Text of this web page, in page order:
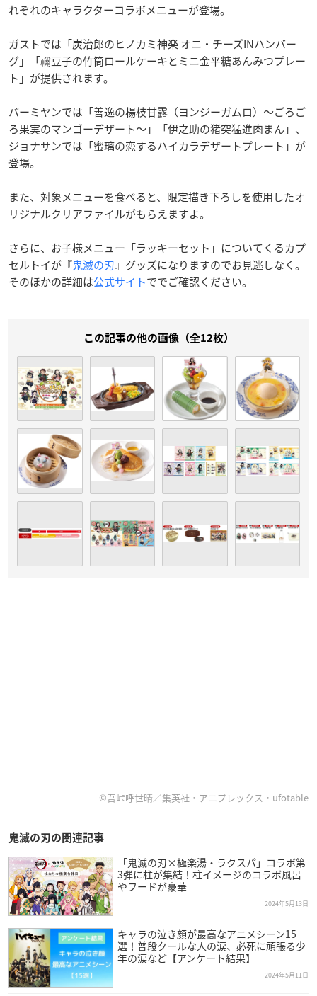
れぞれのキャラクターコラボメニューが登場。
ガストでは「炭治郎のヒノカミ神楽 オニ・チーズINハンバー
グ」「禰豆子の竹筒ロールケーキとミニ金平糖あんみつプレー
ト」が提供されます。
バーミヤンでは「善逸の楊枝甘露（ヨンジーガムロ）～ごろご
ろ果実のマンゴーデザート～」「伊之助の猪突猛進肉まん」、
ジョナサンでは「蜜璃の恋するハイカラデザートプレート」が
登場。
また、対象メニューを食べると、限定描き下ろしを使用したオ
リジナルクリアファイルがもらえますよ。
さらに、お子様メニュー「ラッキーセット」についてくるカプ
セルトイが『鬼滅の刃』グッズになりますのでお見逃しなく。
そのほかの詳細は公式サイトででご確認ください。
この記事の他の画像（全12枚）
©吾峠呼世晴／集英社・アニプレックス・ufotable
鬼滅の刃の関連記事
「鬼滅の刃×極楽湯・ラクスパ」コラボ第
3弾に柱が集結！柱イメージのコラボ風呂
やフードが豪華
2024年5月13日
キャラの泣き顔が最高なアニメシーン15
選！普段クールな人の涙、必死に頑張る少
年の涙など【アンケート結果】
2024年5月11日